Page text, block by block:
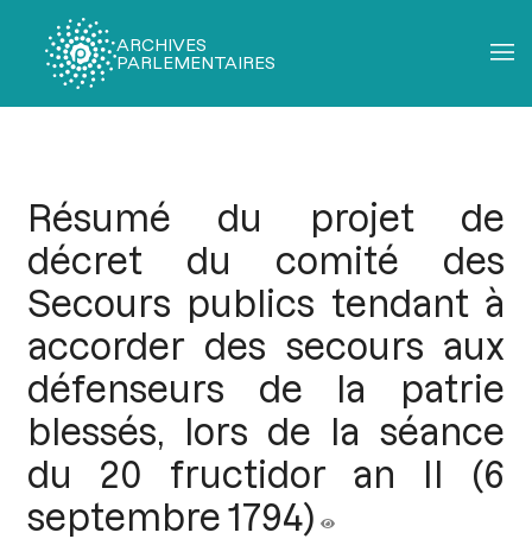
ARCHIVES
PARLEMENTAIRES
Résumé du projet de
décret du comité des
Secours publics tendant à
accorder des secours aux
défenseurs de la patrie
blessés, lors de la séance
du 20 fructidor an II (6
septembre 1794)